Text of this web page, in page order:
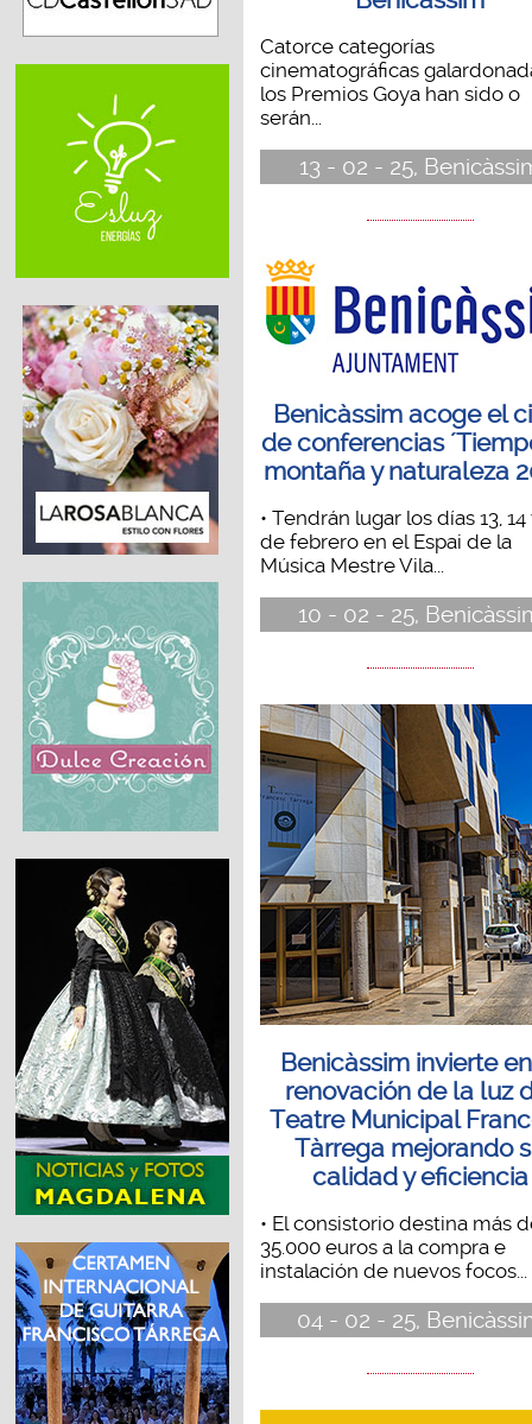
Catorce categorías
cinematográficas
los Premios Goya han sido o
serán...
13 - 02 - 25,
Benicàssim acoge el
de conferencias
montaña y naturaleza
• Tendrán lugar los días 13, 14
de febrero en el Espai de la
Música Mestre Vila...
10 - 02 - 25,
Benicàssim invierte
renovación de la luz
Teatre Municipal
Tàrrega mejorando
calidad y eficiencia
• El consistorio destina más
35.000 euros a la compra e
instalación de nuevos focos...
04 - 02 - 25,